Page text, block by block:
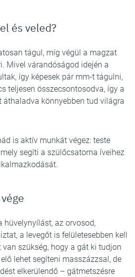
és veled?
tágul, míg végül a magzat
Mivel várandóságod idején a
így képesek pár mm-t tágulni,
teljesen összecsontosodva, így a
áthaladva könnyebben tud világra
is aktív munkát végez: teste
segíti a szülőcsatorna íveihez
hüvelynyílást, az orvosod,
a levegőt is felületesebben kell
van szükség, hogy a gát ki tudjon
lehet segíteni masszázzsal, de
elkerülendő – gátmetszésre